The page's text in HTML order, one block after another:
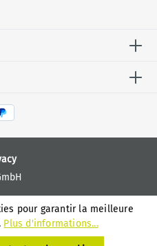
pour garantir la meilleure
Plus d'informations...